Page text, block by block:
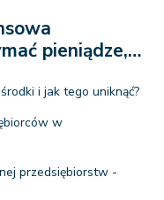
pieniądze,…
i jak tego uniknąć?
w
przedsiębiorstw -